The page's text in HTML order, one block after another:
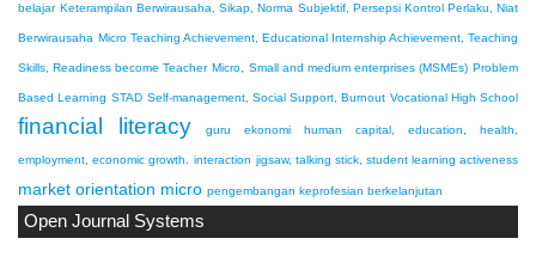
belajar Keterampilan Berwirausaha, Sikap, Norma Subjektif, Persepsi Kontrol Perlaku, Niat
Berwirausaha Micro Teaching Achievement, Educational Internship Achievement, Teaching
Skills, Readiness become Teacher Micro, Small and medium enterprises (MSMEs) Problem
Based Learning STAD Self-management, Social Support, Burnout Vocational High School
financial literacy guru ekonomi human capital, education, health,
employment, economic growth. interaction jigsaw, talking stick, student learning activeness
market orientation micro pengembangan keprofesian berkelanjutan
Open Journal Systems